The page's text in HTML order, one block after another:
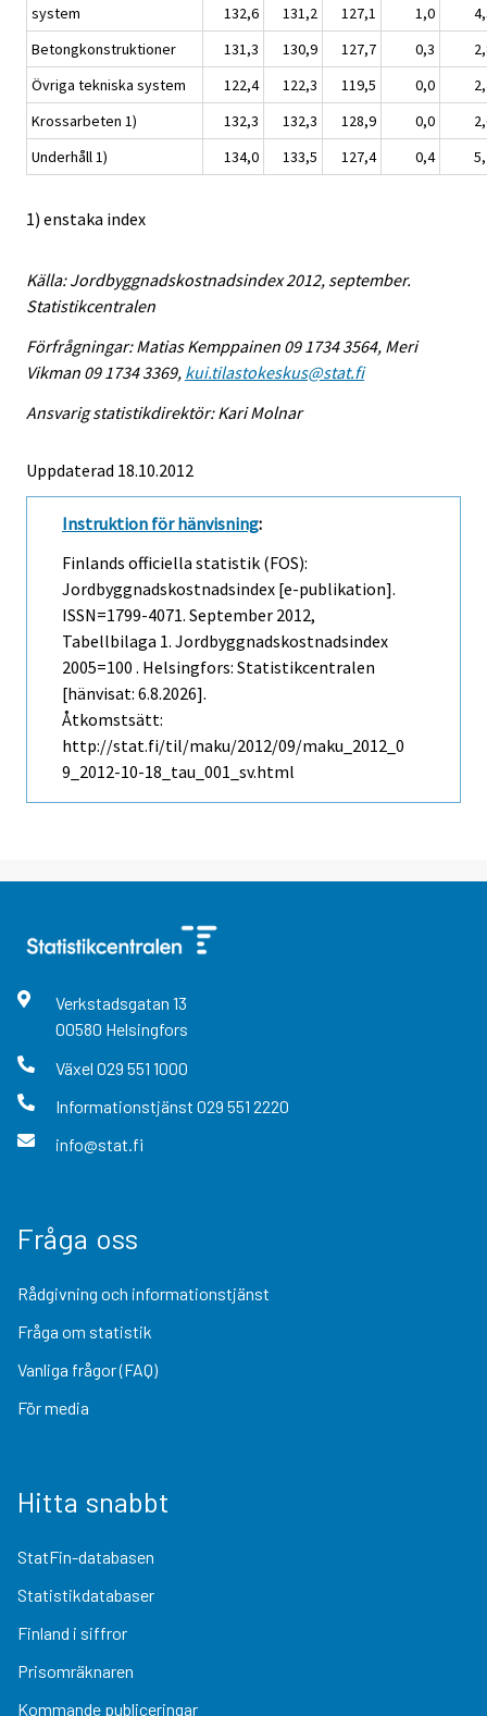
system
132,6 131,2 127,1 1,0
Betongkonstruktioner
131,3 130,9 127,7 0,3
Övriga tekniska system
122,4 122,3 119,5 0,0
Krossarbeten 1)
132,3 132,3 128,9 0,0
Underhåll 1)
134,0 133,5 127,4 0,4
1) enstaka index
Källa: Jordbyggnadskostnadsindex 2012, september.
Statistikcentralen
Förfrågningar: Matias Kemppainen 09 1734 3564, Meri
Vikman 09 1734 3369, kui.tilastokeskus@stat.fi
Ansvarig statistikdirektör: Kari Molnar
Uppdaterad 18.10.2012
Instruktion för hänvisning:
Finlands officiella statistik (FOS):
Jordbyggnadskostnadsindex [e-publikation].
ISSN=1799-4071. September 2012,
Tabellbilaga 1. Jordbyggnadskostnadsindex
2005=100 . Helsingfors: Statistikcentralen
[hänvisat: 6.8.2026].
Åtkomstsätt:
http://stat.fi/til/maku/2012/09/maku_2012_0
9_2012-10-18_tau_001_sv.html
Verkstadsgatan 13
00580 Helsingfors
Växel 029 551 1000
Informationstjänst 029 551 2220
info@stat.fi
Fråga oss
Rådgivning och informationstjänst
Fråga om statistik
Vanliga frågor (FAQ)
För media
Hitta snabbt
StatFin-databasen
Statistikdatabaser
Finland i siffror
Prisomräknaren
Kommande publiceringar